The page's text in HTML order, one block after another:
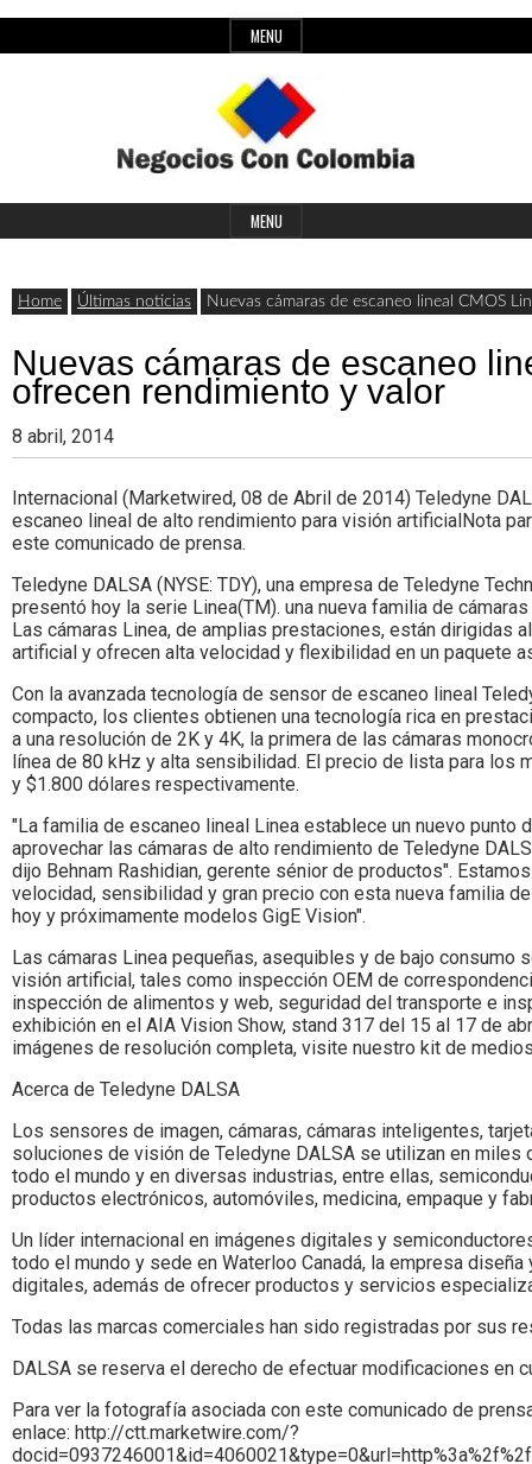
to
MENU
Negocios
con
Colombia
Últimas
noticias,
comunicados
actualidad
de
negocios
con
Colombia.
Header
MENU
Home Últimas noticias Nuevas cámaras de escaneo lineal CMOS
Nuevas cámaras de escaneo
ofrecen rendimiento y valor
8 abril, 2014
Internacional (Marketwired, 08 de Abril de 2014) Teledyne
escaneo lineal de alto rendimiento para visión artificialNota
este comunicado de prensa.
Teledyne DALSA (NYSE: TDY), una empresa de Teledyne
presentó hoy la serie Linea(TM). una nueva familia de
Las cámaras Linea, de amplias prestaciones, están dirigidas
artificial y ofrecen alta velocidad y flexibilidad en un paquete
Con la avanzada tecnología de sensor de escaneo lineal
compacto, los clientes obtienen una tecnología rica en
a una resolución de 2K y 4K, la primera de las cámaras
línea de 80 kHz y alta sensibilidad. El precio de lista para los
y $1.800 dólares respectivamente.
"La familia de escaneo lineal Linea establece un nuevo punto
aprovechar las cámaras de alto rendimiento de Teledyne
dijo Behnam Rashidian, gerente sénior de productos".
velocidad, sensibilidad y gran precio con esta nueva familia
hoy y próximamente modelos GigE Vision".
Las cámaras Linea pequeñas, asequibles y de bajo consumo
visión artificial, tales como inspección OEM de
inspección de alimentos y web, seguridad del transporte e
exhibición en el AIA Vision Show, stand 317 del 15 al 17 de
imágenes de resolución completa, visite nuestro kit de
Acerca de Teledyne DALSA
Los sensores de imagen, cámaras, cámaras inteligentes,
soluciones de visión de Teledyne DALSA se utilizan en
todo el mundo y en diversas industrias, entre ellas,
productos electrónicos, automóviles, medicina, empaque y
Un líder internacional en imágenes digitales y
todo el mundo y sede en Waterloo Canadá, la empresa
digitales, además de ofrecer productos y servicios
Todas las marcas comerciales han sido registradas por sus
DALSA se reserva el derecho de efectuar modificaciones en
Para ver la fotografía asociada con este comunicado de
enlace: http://ctt.marketwire.com/?